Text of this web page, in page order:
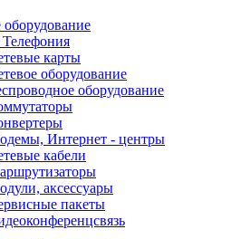
оборудование
Телефония
карты
оборудование
оборудование
Интернет - центры
кабели
аксессуары
пакеты